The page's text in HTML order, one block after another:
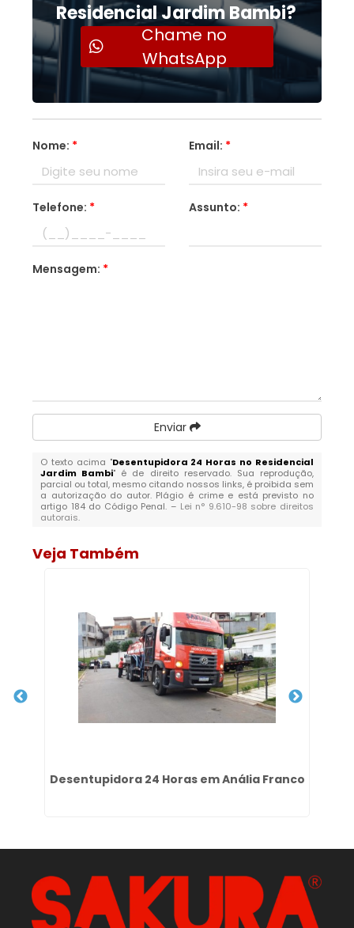
Residencial Jardim Bambi?
Chame no
WhatsApp
Nome: * Email: *
Telefone: * Assunto: *
Mensagem: *
Enviar
O texto acima "Desentupidora 24 Horas no Residencial
Jardim Bambi" é de direito reservado. Sua reprodução,
parcial ou total, mesmo citando nossos links, é proibida sem
a autorização do autor. Plágio é crime e está previsto no
artigo 184 do Código Penal. – Lei n° 9.610-98 sobre direitos
autorais.
Veja Também
Desentupidora 24 Horas em Anália Franco